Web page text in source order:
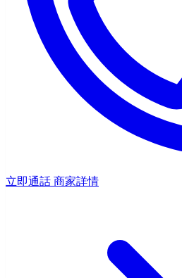
立即通話 商家詳情